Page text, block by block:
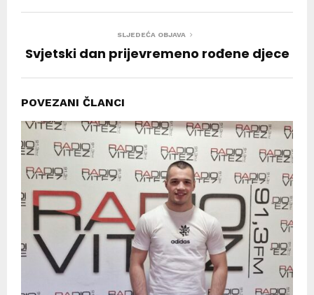
SLJEDEĆA OBJAVA
Svjetski dan prijevremeno rođene djece
POVEZANI ČLANCI